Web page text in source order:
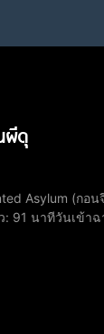
ผีดุ
นาทีวันเข้าฉ